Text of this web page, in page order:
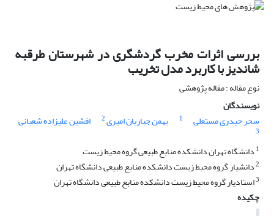
بررسی اثرات مخرب گردشگری در شهرستان طرقبه
شاندیز با کاربرد مدل تخریب
نوع مقاله : مقاله پژوهشی
نویسندگان
سحر حیدری مستعلی
1 بهمن جباریان امیری2 افشین علیزاده شعبانی
3
1 دانشگاه تهران دانشکده منابع طبیعی گروه محیط زیست
2دانشیار گروه محیط زیست دانشکده منابع طبیعی دانشگاه تهران
3استادیار گروه محیط زیست دانشکده منابع طبیعی دانشگاه تهران
چکیده